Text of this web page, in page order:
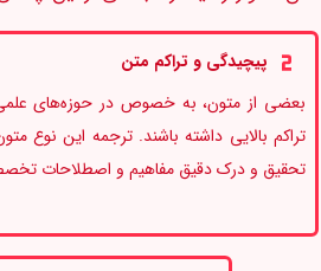
پیچیدگی و تراکم متن
بعضی از متون، به خصوص در حوزه‌های
تراکم بالایی داشته باشند. ترجمه این نوع
تحقیق و درک دقیق مفاهیم و اصطلاحات